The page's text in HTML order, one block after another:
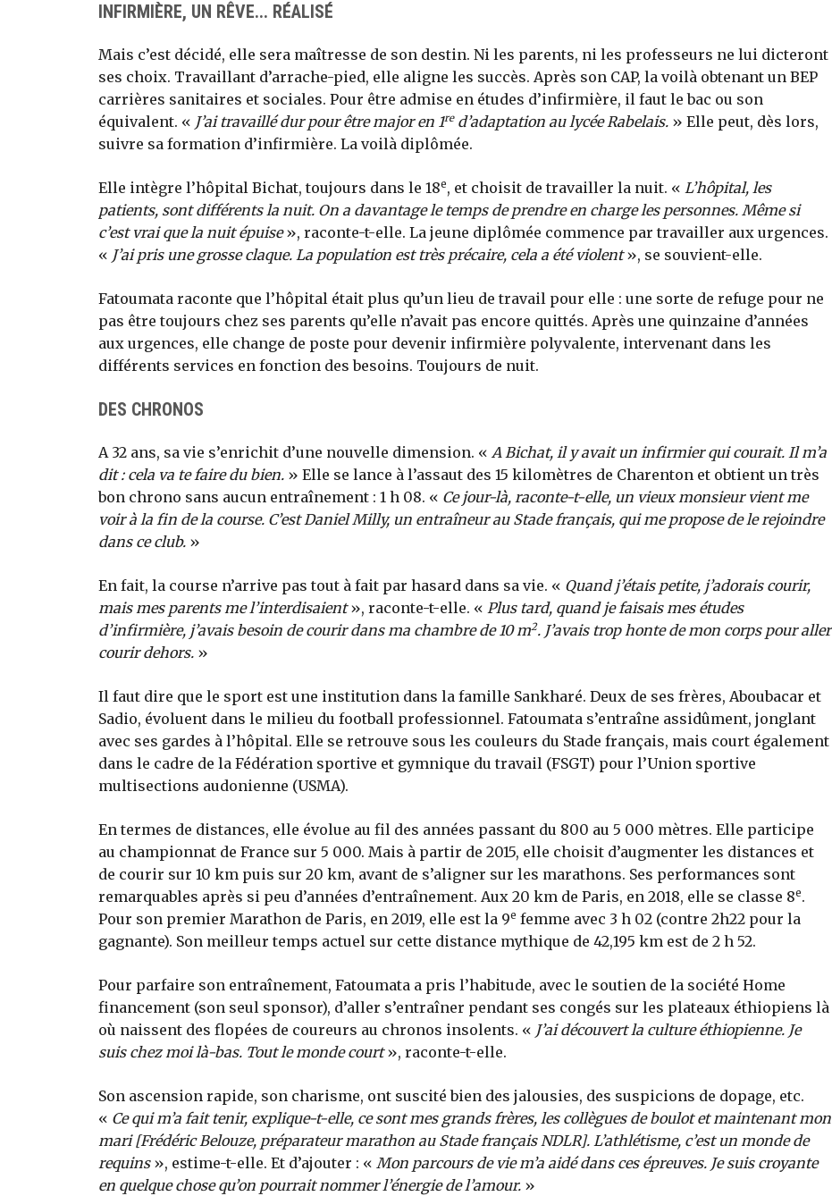
INFIRMIÈRE, UN RÊVE... RÉALISÉ
Mais c’est décidé, elle sera maîtresse de son destin. Ni les parents, ni les professeurs ne lui dicteront
ses choix. Travaillant d’arrache-pied, elle aligne les succès. Après son CAP, la voilà obtenant un BEP
carrières sanitaires et sociales. Pour être admise en études d’infirmière, il faut le bac ou son
équivalent. « J’ai travaillé dur pour être major en 1red’adaptation au lycée Rabelais. » Elle peut, dès lors,
suivre sa formation d’infirmière. La voilà diplômée.
Elle intègre l’hôpital Bichat, toujours dans le 18e, et choisit de travailler la nuit. « L’hôpital, les
patients, sont différents la nuit. On a davantage le temps de prendre en charge les personnes. Même si
c’est vrai que la nuit épuise», raconte-t-elle. La jeune diplômée commence par travailler aux urgences.
« J’ai pris une grosse claque. La population est très précaire, cela a été violent», se souvient-elle.
Fatoumata raconte que l’hôpital était plus qu’un lieu de travail pour elle : une sorte de refuge pour ne
pas être toujours chez ses parents qu’elle n’avait pas encore quittés. Après une quinzaine d’années
aux urgences, elle change de poste pour devenir infirmière polyvalente, intervenant dans les
différents services en fonction des besoins. Toujours de nuit.
DES CHRONOS
A 32 ans, sa vie s’enrichit d’une nouvelle dimension. « A Bichat, il y avait un infirmier qui courait. Il m’a
dit : cela va te faire du bien. » Elle se lance à l’assaut des 15 kilomètres de Charenton et obtient un très
bon chrono sans aucun entraînement : 1 h 08. « Ce jour-là, raconte-t-elle, un vieux monsieur vient me
voir à la fin de la course. C’est Daniel Milly, un entraîneur au Stade français, qui me propose de le rejoindre
dans ce club. »
En fait, la course n’arrive pas tout à fait par hasard dans sa vie. « Quand j’étais petite, j’adorais courir,
mais mes parents me l’interdisaient», raconte-t-elle. « Plus tard, quand je faisais mes études
d’infirmière, j’avais besoin de courir dans ma chambre de 10 m2. J’avais trop honte de mon corps pour aller
courir dehors. »
Il faut dire que le sport est une institution dans la famille Sankharé. Deux de ses frères, Aboubacar et
Sadio, évoluent dans le milieu du football professionnel. Fatoumata s’entraîne assidûment, jonglant
avec ses gardes à l’hôpital. Elle se retrouve sous les couleurs du Stade français, mais court également
dans le cadre de la Fédération sportive et gymnique du travail (FSGT) pour l’Union sportive
multisections audonienne (USMA).
En termes de distances, elle évolue au fil des années passant du 800 au 5 000 mètres. Elle participe
au championnat de France sur 5 000. Mais à partir de 2015, elle choisit d’augmenter les distances et
de courir sur 10 km puis sur 20 km, avant de s’aligner sur les marathons. Ses performances sont
remarquables après si peu d’années d’entraînement. Aux 20 km de Paris, en 2018, elle se classe 8e.
Pour son premier Marathon de Paris, en 2019, elle est la 9e femme avec 3 h 02 (contre 2h22 pour la
gagnante). Son meilleur temps actuel sur cette distance mythique de 42,195 km est de 2 h 52.
Pour parfaire son entraînement, Fatoumata a pris l’habitude, avec le soutien de la société Home
financement (son seul sponsor), d’aller s’entraîner pendant ses congés sur les plateaux éthiopiens là
où naissent des flopées de coureurs au chronos insolents. « J’ai découvert la culture éthiopienne. Je
suis chez moi là-bas. Tout le monde court», raconte-t-elle.
Son ascension rapide, son charisme, ont suscité bien des jalousies, des suspicions de dopage, etc.
« Ce qui m’a fait tenir, explique-t-elle, ce sont mes grands frères, les collègues de boulot et maintenant mon
mari [Frédéric Belouze, préparateur marathon au Stade français NDLR]. L’athlétisme, c’est un monde de
requins», estime-t-elle. Et d’ajouter : « Mon parcours de vie m’a aidé dans ces épreuves. Je suis croyante
en quelque chose qu’on pourrait nommer l’énergie de l’amour. »